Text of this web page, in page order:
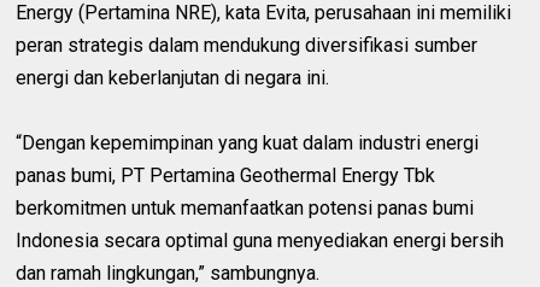
Energy (Pertamina NRE), kata Evita, perusahaan ini memiliki
peran strategis dalam mendukung diversifikasi sumber
energi dan keberlanjutan di negara ini.
“Dengan kepemimpinan yang kuat dalam industri energi
panas bumi, PT Pertamina Geothermal Energy Tbk
berkomitmen untuk memanfaatkan potensi panas bumi
Indonesia secara optimal guna menyediakan energi bersih
dan ramah lingkungan,” sambungnya.